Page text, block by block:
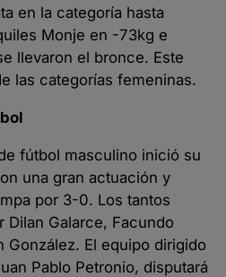
en la categoría hasta
Monje en -73kg e
llevaron el bronce. Este
las categorías femeninas.
fútbol masculino inició su
una gran actuación y
por 3-0. Los tantos
Galarce, Facundo
González. El equipo dirigido
Pablo Petronio, disputará